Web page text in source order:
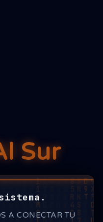
Sur
A CONECTAR TU